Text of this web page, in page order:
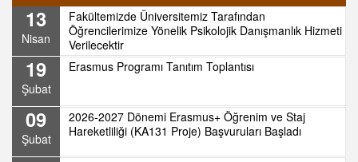
13
Nisan
Fakültemizde Üniversitemiz Tarafından
Öğrencilerimize Yönelik Psikolojik Danışmanlık Hizmeti
Verilecektir
19
Şubat
Erasmus Programı Tanıtım Toplantısı
09
Şubat
2026-2027 Dönemi Erasmus+ Öğrenim ve Staj
Hareketliliği (KA131 Proje) Başvuruları Başladı